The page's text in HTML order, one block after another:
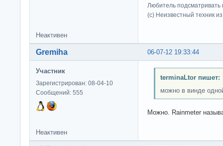
Любитель подсматривать
(c) Неизвестный техник
Неактивен
06-07-12 19:33:44
Gremiha
Участник
Зарегистрирован: 08-04-10
Сообщений: 555
terminaLtor пишет:
можно в винде
Можно. Rainmeter
Неактивен